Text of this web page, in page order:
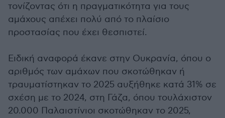
τονίζοντας ότι η πραγματικότητα για τους
αμάχους απέχει πολύ από το πλαίσιο
προστασίας που έχει θεσπιστεί.
Ειδική αναφορά έκανε στην Ουκρανία, όπου ο
αριθμός των αμάχων που σκοτώθηκαν ή
τραυματίστηκαν το 2025 αυξήθηκε κατά 31% σε
σχέση με το 2024, στη Γάζα, όπου τουλάχιστον
20.000 Παλαιστίνιοι σκοτώθηκαν το 2025,